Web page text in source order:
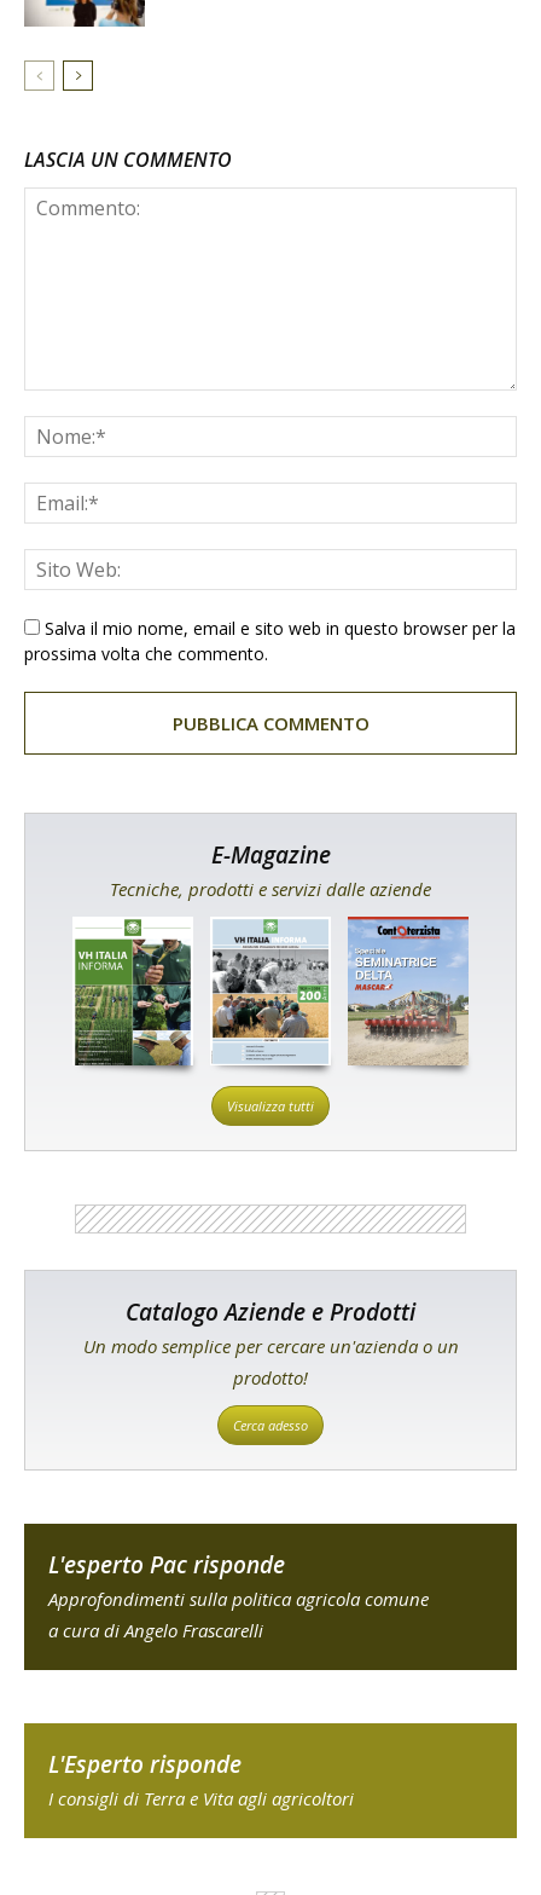
LASCIA UN COMMENTO
Salva il mio nome, email e sito web in questo browser per la
prossima volta che commento.
E-Magazine
Tecniche, prodotti e servizi dalle aziende
Visualizza tutti
Catalogo Aziende e Prodotti
Un modo semplice per cercare un'azienda o un
prodotto!
Cerca adesso
L'esperto Pac risponde
Approfondimenti sulla politica agricola comune
a cura di Angelo Frascarelli
L'Esperto risponde
I consigli di Terra e Vita agli agricoltori